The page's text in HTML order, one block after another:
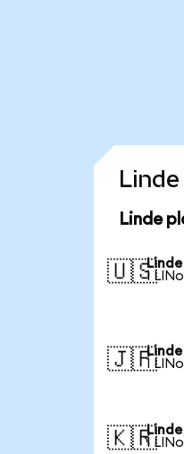
Linde
Linde
🇺🇸Linde
1
🇯🇵Linde
1
🇰🇷Linde
1